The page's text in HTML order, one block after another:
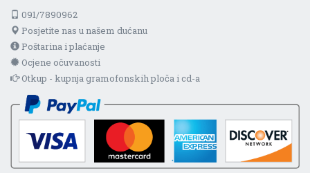
091/7890962
Posjetite nas u našem dućanu
Poštarina i plaćanje
Ocjene očuvanosti
Otkup - kupnja gramofonskih ploča i cd-a